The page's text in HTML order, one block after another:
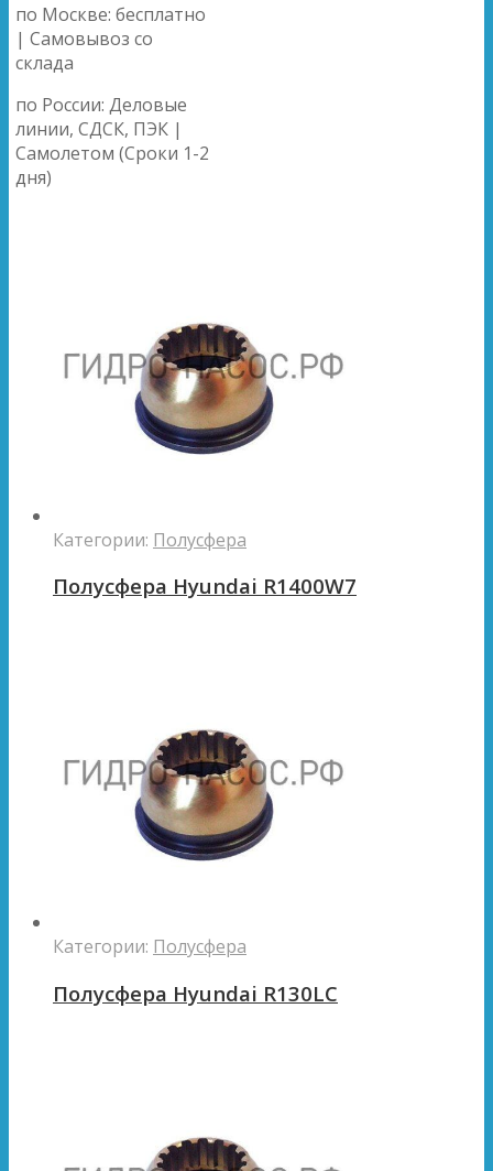
по Москве: бесплатно
| Самовывоз со
склада
по России: Деловые
линии, СДСК, ПЭК |
Самолетом (Сроки 1-2
дня)
Категории: Полусфера
Полусфера Hyundai R1400W7
Категории: Полусфера
Полусфера Hyundai R130LC